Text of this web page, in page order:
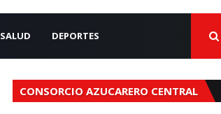
SALUD DEPORTES
CONSORCIO AZUCARERO CENTRAL